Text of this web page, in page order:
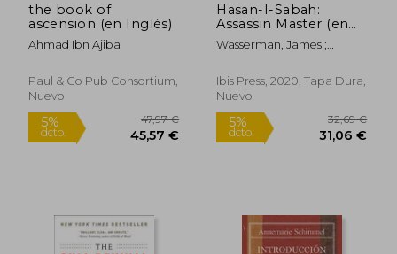
the book of
ascension (en Inglés)
Ahmad Ibn Ajiba
Paul & Co Pub Consortium,
Nuevo
Hasan-I-Sabah:
Assassin Master (en
Inglés)
Wasserman, James ;
Ibis Press, 2020, Tapa Dura,
Nuevo